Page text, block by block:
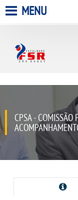
A FACULDADE
QUEM SOMOS
INFRAESTRUTURA
MENU
CPSA - COMISSÃO